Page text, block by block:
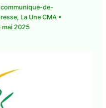
communique-de-
, La Une CMA•
mai 2025